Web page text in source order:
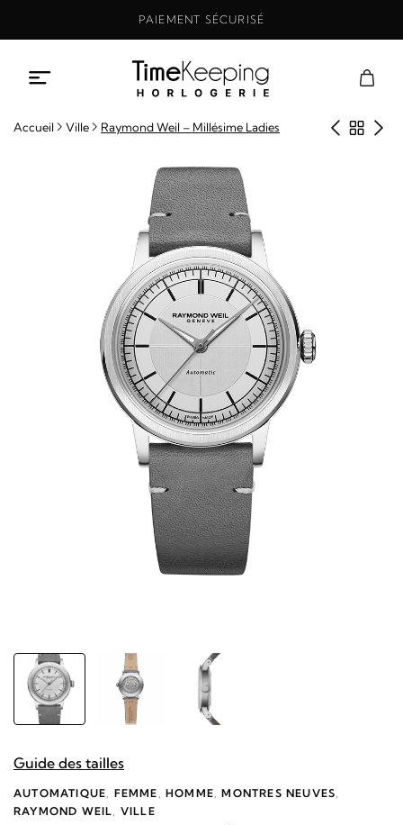
PAIEMENT SÉCURISÉ
Accueil Ville Raymond Weil – Millésime Ladies
Guide des tailles
AUTOMATIQUE, FEMME ,HOMME,MONTRES NEUVES,
RAYMOND WEIL, VILLE